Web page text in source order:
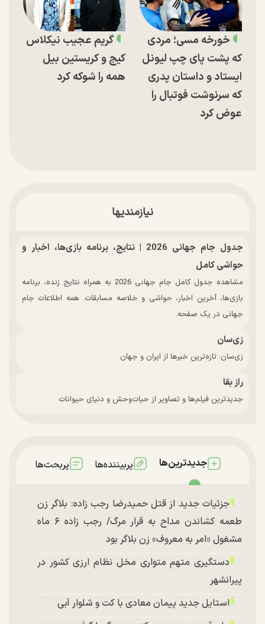
خورخه مسی؛ مردی
که پشت پای چپ لیونل
ایستاد و داستان پدری
که سرنوشت فوتبال را
عوض کرد
گریم عجیب نیکلاس
کیج و کریستین بیل
همه را شوکه کرد
نیازمندیها
جدول جام جهانی 2026 | نتایج، برنامه بازی‌ها، اخبار و
حواشی کامل
مشاهده جدول کامل جام جهانی 2026 به همراه نتایج زنده، برنامه
بازی‌ها، آخرین اخبار، حواشی و خلاصه مسابقات. همه اطلاعات جام
جهانی در یک صفحه.
زی‌سان
زی‌سان: تازه‌ترین خبرها از ایران و جهان
راز بقا
جدیدترین فیلم‌ها و تصاویر از حیات‌وحش و دنیای حیوانات
جدیدترین‌ها پربیننده‌ها پربحث‌ها
جزئیات جدید از قتل حمیدرضا رجب زاده: بلاگر زن
طعمه کشاندن مداح به قرار مرگ/ رجب زاده ۶ ماه
مشغول «امر به معروف» زن بلاگر بود
دستگیری متهم متواری مخل نظام ارزی کشور در
پیرانشهر
استایل جدید پیمان معادی با کت و شلوار آبی